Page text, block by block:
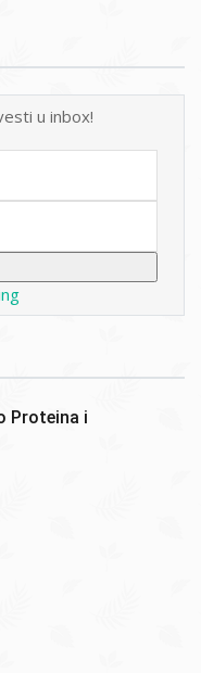
u inbox!
Proteina i